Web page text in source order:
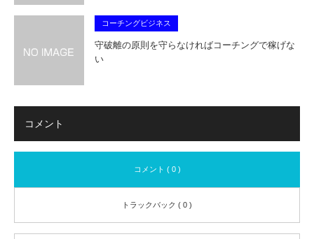
コーチングビジネス
守破離の原則を守らなければコーチングで稼げな
い
コメント
コメント ( 0 )
トラックバック ( 0 )